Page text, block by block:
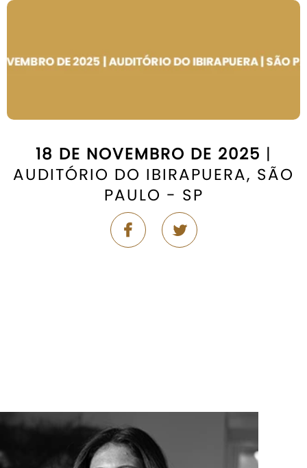
18 DE NOVEMBRO DE 2025 |
AUDITÓRIO DO IBIRAPUERA, SÃO
PAULO - SP